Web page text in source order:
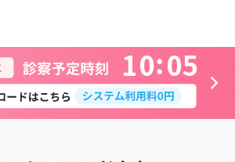
10 05